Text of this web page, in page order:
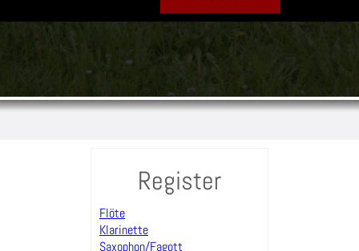
Register
Flöte
Klarinette
Saxophon/Fagott